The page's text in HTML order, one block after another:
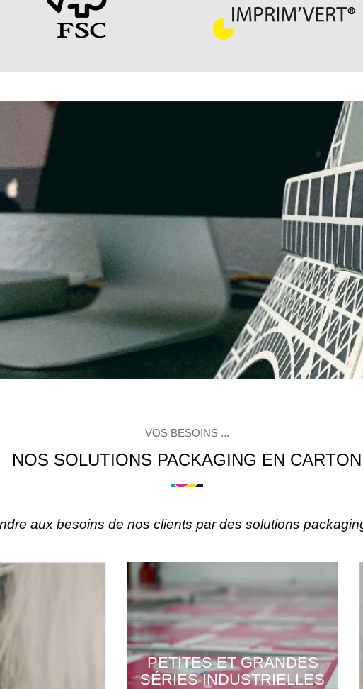
VOS BESOINS ...
NOS SOLUTIONS PACKAGING EN CARTON
aux besoins de nos clients par des solutions
PETITES ET GRANDES
SÉRIES INDUSTRIELLES